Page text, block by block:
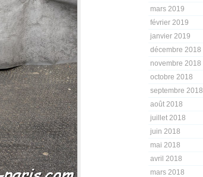
mars 2019
février 2019
janvier 2019
décembre 2018
novembre 2018
octobre 2018
septembre 2018
août 2018
juillet 2018
juin 2018
mai 2018
avril 2018
mars 2018